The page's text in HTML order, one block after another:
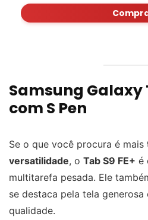
Samsung Galaxy
com S Pen
Se o que você procura é mais
versatilidade, o Tab S9 FE+ é
multitarefa pesada. Ele
se destaca pela tela generosa
qualidade.